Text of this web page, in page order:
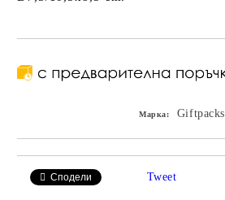
Марка: Giftpacks
Сподели Tweet